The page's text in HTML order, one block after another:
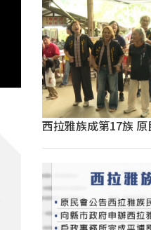
西拉雅族成第17族